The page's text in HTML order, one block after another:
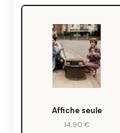
Affiche seule
14,90 €